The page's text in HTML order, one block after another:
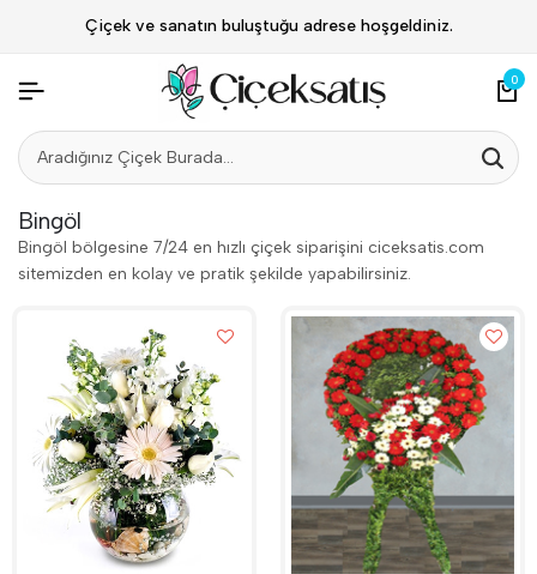
Çiçek ve sanatın buluştuğu adrese hoşgeldiniz.
0
Bingöl
Bingöl bölgesine 7/24 en hızlı çiçek siparişini ciceksatis.com
sitemizden en kolay ve pratik şekilde yapabilirsiniz.